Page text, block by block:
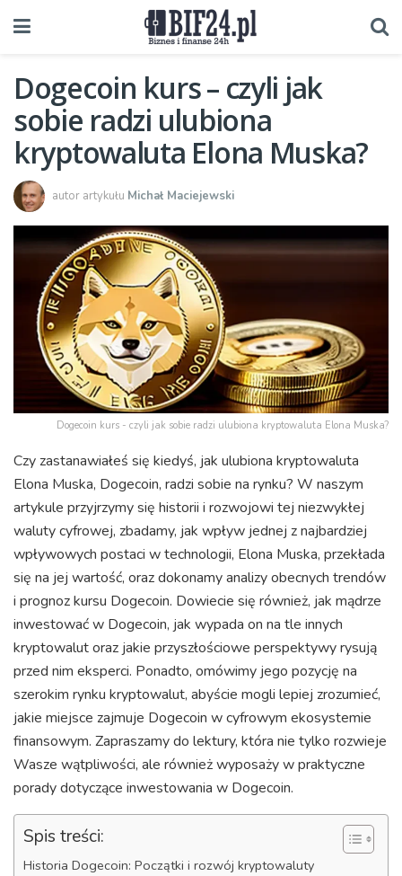
Dogecoin kurs – czyli jak
sobie radzi ulubiona
kryptowaluta Elona Muska?
autor artykułu Michał Maciejewski
Dogecoin kurs - czyli jak sobie radzi ulubiona kryptowaluta Elona Muska?
Czy zastanawiałeś się kiedyś, jak ulubiona kryptowaluta
Elona Muska, Dogecoin, radzi sobie na rynku? W naszym
artykule przyjrzymy się historii i rozwojowi tej niezwykłej
waluty cyfrowej, zbadamy, jak wpływ jednej z najbardziej
wpływowych postaci w technologii, Elona Muska, przekłada
się na jej wartość, oraz dokonamy analizy obecnych trendów
i prognoz kursu Dogecoin. Dowiecie się również, jak mądrze
inwestować w Dogecoin, jak wypada on na tle innych
kryptowalut oraz jakie przyszłościowe perspektywy rysują
przed nim eksperci. Ponadto, omówimy jego pozycję na
szerokim rynku kryptowalut, abyście mogli lepiej zrozumieć,
jakie miejsce zajmuje Dogecoin w cyfrowym ekosystemie
finansowym. Zapraszamy do lektury, która nie tylko rozwieje
Wasze wątpliwości, ale również wyposaży w praktyczne
porady dotyczące inwestowania w Dogecoin.
Spis treści:
Historia Dogecoin: Początki i rozwój kryptowaluty